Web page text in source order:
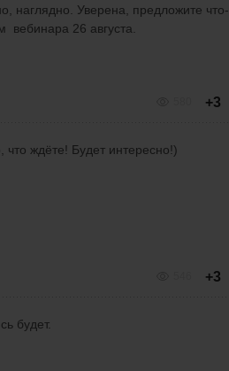
наглядно. Уверена, предложите что-
вебинара 26 августа.
+3
что ждёте! Будет интересно!)
+3
будет.